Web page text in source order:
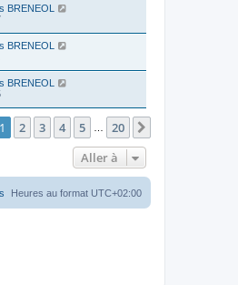
BRENEOL
BRENEOL
BRENEOL
sur20
1 2 3 4 5 20
Aller à
Heures au format UTC+02:00